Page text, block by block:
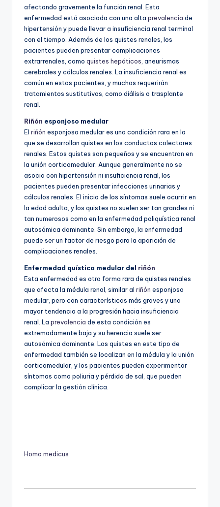
afectando gravemente la función renal. Esta
enfermedad está asociada con una alta prevalencia de
hipertensión y puede llevar a insuficiencia renal terminal
con el tiempo. Además de los quistes renales, los
pacientes pueden presentar complicaciones
extrarrenales, como quistes hepáticos , aneurismas
cerebrales y cálculos renales. La insuficiencia renal es
común en estos pacientes, y muchos requerirán
tratamientos sustitutivos, como diálisis o trasplante
renal.
Riñón esponjoso medular
El riñón esponjoso medular es una condición rara en la
que se desarrollan quistes en los conductos colectores
renales. Estos quistes son pequeños y se encuentran en
la unión corticomedular. Aunque generalmente no se
asocia con hipertensión ni insuficiencia renal, los
pacientes pueden presentar infecciones urinarias y
cálculos renales. El inicio de los síntomas suele ocurrir en
la edad adulta, y los quistes no suelen ser tan grandes ni
tan numerosos como en la enfermedad poliquística renal
autosómica dominante. Sin embargo, la enfermedad
puede ser un factor de riesgo para la aparición de
complicaciones renales.
Enfermedad quística medular del riñón
Esta enfermedad es otra forma rara de quistes renales
que afecta la médula renal, similar al riñón esponjoso
medular, pero con características más graves y una
mayor tendencia a la progresión hacia insuficiencia
renal. La prevalencia de esta condición es
extremadamente baja y su herencia suele ser
autosómica dominante. Los quistes en este tipo de
enfermedad también se localizan en la médula y la unión
corticomedular, y los pacientes pueden experimentar
síntomas como poliuria y pérdida de sal, que pueden
complicar la gestión clínica.
Homo medicus